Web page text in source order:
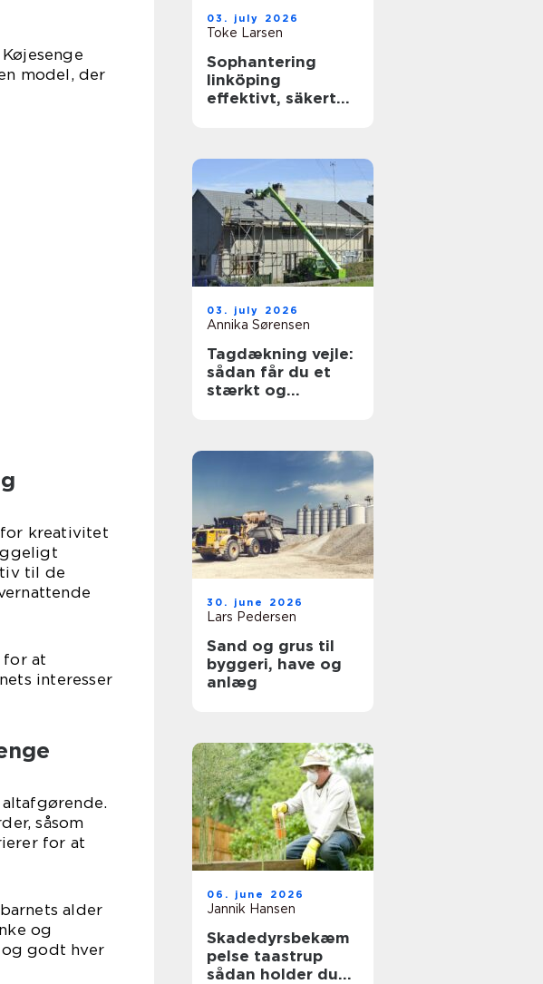
model, der
for kreativitet
til de
for at
interesser
såsom
for at
alder
og
godt hver
03. july 2026
Toke Larsen
Sophantering
linköping
effektivt, säkert
03. july 2026
Annika Sørensen
Tagdækning vejle:
sådan får du et
stærkt og
30. june 2026
Lars Pedersen
Sand og grus til
byggeri, have og
anlæg
06. june 2026
Jannik Hansen
Skadedyrsbekæm
pelse taastrup
sådan holder du